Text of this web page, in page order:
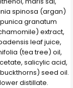
spinosa (argan)
granatum
extract,
leaf juice,
(tea tree) oil,
salicylic acid,
seed oil.
distillate.